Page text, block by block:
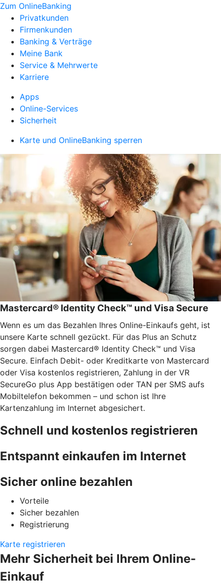
Zum OnlineBanking
Privatkunden
Firmenkunden
Banking & Verträge
Meine Bank
Service & Mehrwerte
Karriere
Apps
Online-Services
Sicherheit
Karte und OnlineBanking sperren
Mastercard® Identity Check™ und Visa Secure
Wenn es um das Bezahlen Ihres Online-Einkaufs geht, ist
unsere Karte schnell gezückt. Für das Plus an Schutz
sorgen dabei Mastercard® Identity Check™ und Visa
Secure. Einfach Debit- oder Kreditkarte von Mastercard
oder Visa kostenlos registrieren, Zahlung in der VR
SecureGo plus App bestätigen oder TAN per SMS aufs
Mobiltelefon bekommen – und schon ist Ihre
Kartenzahlung im Internet abgesichert.
Schnell und kostenlos registrieren
Entspannt einkaufen im Internet
Sicher online bezahlen
Vorteile
Sicher bezahlen
Registrierung
Karte registrieren
Mehr Sicherheit bei Ihrem Online-
Einkauf